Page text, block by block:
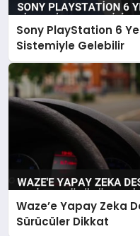
Sony PlayStation 6
Sistemiyle Gelebilir
Waze’e Yapay Zeka
Sürücüler Dikkat